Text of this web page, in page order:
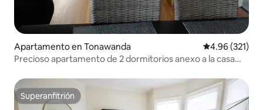
Apartamento en Tonawanda Calificación
4.96 (321)
Precioso apartamento de 2 dormitorios anexo a la casa
Superanfitrión
Superanfitrión